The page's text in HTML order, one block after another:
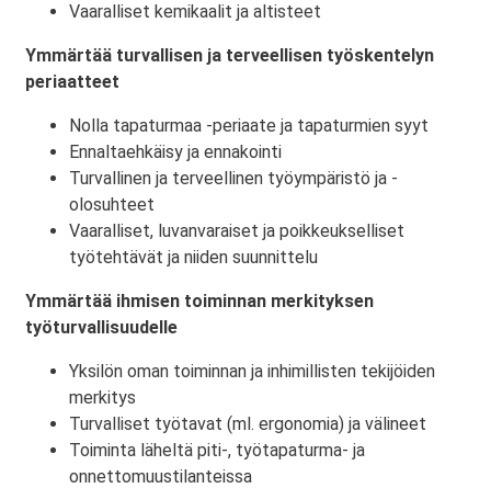
Vaaralliset kemikaalit ja altisteet
Ymmärtää turvallisen ja terveellisen työskentelyn
periaatteet
Nolla tapaturmaa -periaate ja tapaturmien syyt
Ennaltaehkäisy ja ennakointi
Turvallinen ja terveellinen työympäristö ja -
olosuhteet
Vaaralliset, luvanvaraiset ja poikkeukselliset
työtehtävät ja niiden suunnittelu
Ymmärtää ihmisen toiminnan merkityksen
työturvallisuudelle
Yksilön oman toiminnan ja inhimillisten tekijöiden
merkitys
Turvalliset työtavat (ml. ergonomia) ja välineet
Toiminta läheltä piti-, työtapaturma- ja
onnettomuustilanteissa